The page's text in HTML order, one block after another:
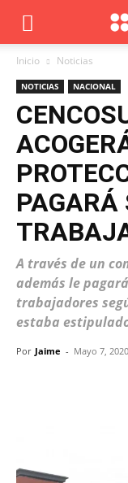
Inicio Noticias
NOTICIAS NACIONAL
PAGARÁ
A través de un
además le
trabajadores
estaba
Por Jaime - Mayo 7, 2020